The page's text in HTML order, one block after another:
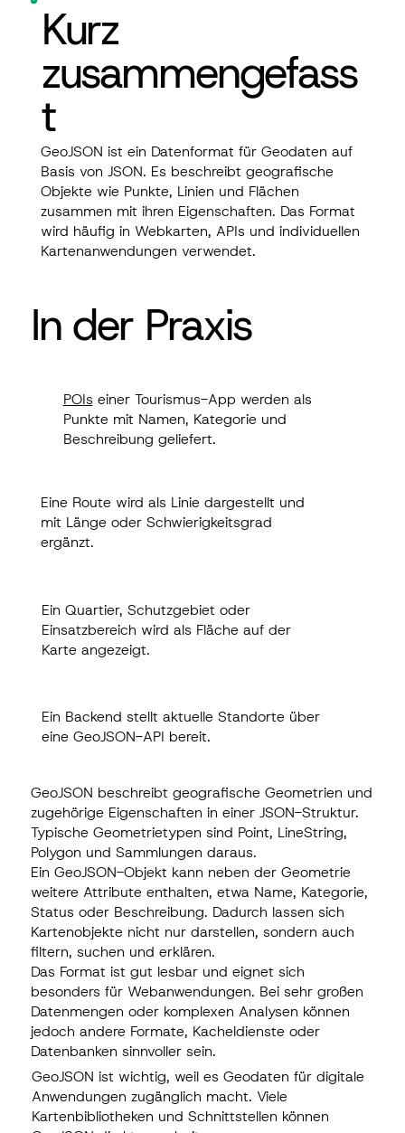
Kurz
zusammengefass
t
GeoJSON ist ein Datenformat für Geodaten auf
Basis von JSON. Es beschreibt geografische
Objekte wie Punkte, Linien und Flächen
zusammen mit ihren Eigenschaften. Das Format
wird häufig in Webkarten, APIs und individuellen
Kartenanwendungen verwendet.
In der Praxis
POIseiner Tourismus-App werden als
Punkte mit Namen, Kategorie und
Beschreibung geliefert.
Eine Route wird als Linie dargestellt und mit
Länge oder Schwierigkeitsgrad ergänzt.
Ein Quartier, Schutzgebiet oder
Einsatzbereich wird als Fläche auf der
Karte angezeigt.
Ein Backend stellt aktuelle Standorte über
eine GeoJSON-API bereit.
In der Praxis
POIs einer Tourismus-App werden als
Punkte mit Namen, Kategorie und
Beschreibung geliefert.
Eine Route wird als Linie dargestellt und
mit Länge oder Schwierigkeitsgrad
ergänzt.
Ein Quartier, Schutzgebiet oder
Einsatzbereich wird als Fläche auf der
Karte angezeigt.
Ein Backend stellt aktuelle Standorte über
eine GeoJSON-API bereit.
GeoJSON beschreibt geografische Geometrien und
zugehörige Eigenschaften in einer JSON-Struktur.
Typische Geometrietypen sind Point, LineString,
Polygon und Sammlungen daraus.
Ein GeoJSON-Objekt kann neben der Geometrie
weitere Attribute enthalten, etwa Name, Kategorie,
Status oder Beschreibung. Dadurch lassen sich
Kartenobjekte nicht nur darstellen, sondern auch
filtern, suchen und erklären.
Das Format ist gut lesbar und eignet sich
besonders für Webanwendungen. Bei sehr großen
Datenmengen oder komplexen Analysen können
jedoch andere Formate, Kacheldienste oder
Datenbanken sinnvoller sein.
GeoJSON ist wichtig, weil es Geodaten für digitale
Anwendungen zugänglich macht. Viele
Kartenbibliotheken und Schnittstellen können